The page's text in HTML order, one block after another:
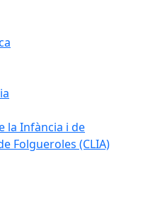
la Infància i de
Folgueroles (CLIA)